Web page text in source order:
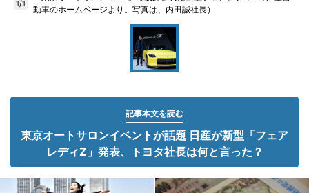
1/1
動車のホームページより。写真は、内田誠社長）
記事本文を読む
東京オートサロンイベントが話題 日産が新型「フェア
レディZ」発表、トヨタ社長は何と言った？